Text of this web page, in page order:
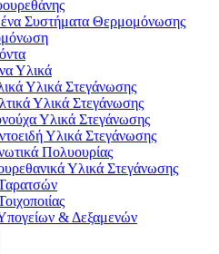
Συστήματα Θερμομόνωσης
Υλικά
Υλικά Στεγάνωσης
Υλικά Στεγάνωσης
Υλικά Στεγάνωσης
Υλικά Στεγάνωσης
Πολυουρίας
Υλικά Στεγάνωσης
& Δεξαμενών